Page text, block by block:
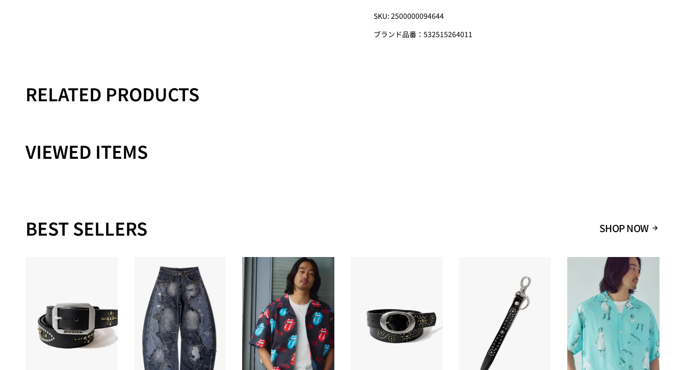
【WILD THINGS/ワイルドシングス】華々しい登山歴を持つボガート夫婦
が創業したアメリカのアウトドアブランド、「WILD THINGS（ワイルドシ
SKU: 2500000094644
ブランド品番：532515264011
RELATED PRODUCTS
VIEWED ITEMS
BEST SELLERS SHOP NOW